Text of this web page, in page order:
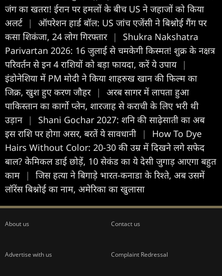
जंग का खतरा! ईरान पर हमलों के बीच US ने जहाजों को किया
अलर्ट |
ऑपरेशन हार्ड बॉल: US जांच एजेंसी ने बिश्नोई गैंग पर
कसा शिकंजा, 24 लोग गिरफ्तार |
Shukra Nakshatra
Parivartan 2026: 16 जुलाई से चमकेगी किस्मत! शुक्र के नक्षत्र
परिवर्तन से इन 4 राशियों को बड़ा फायदा, करें ये उपाय |
इंडोनेशिया में PM मोदी ने किया शाहरुख खान की फिल्म का
जिक्र, खुश हुए करण जौहर |
अरब सागर में लापता हुआ
पाकिस्तान का कार्गो प्लेन, शारजाह से कराची के लिए भरी थी
उड़ान |
Shani Gochar 2027: शनि की साढ़ेसाती का अब
इस राशि पर होगा असर, बरतें ये सावधानी
|
How To Dye
Hairs Without Color: 20-30 की उम्र में दिखने लगे सफेद
बाल? केमिकल डाई छोड़ें, 10 सेकंड का ये देसी जुगाड़ आएगा बहुत
काम
|
जिस हत्या ने बिगाड़े भारत-कनाडा के रिश्ते, अब उसमें
लॉरेंस बिश्नोई का नाम, अमेरिका का खुलासा
About us Contact us
Advertise with us Complaint Redressal